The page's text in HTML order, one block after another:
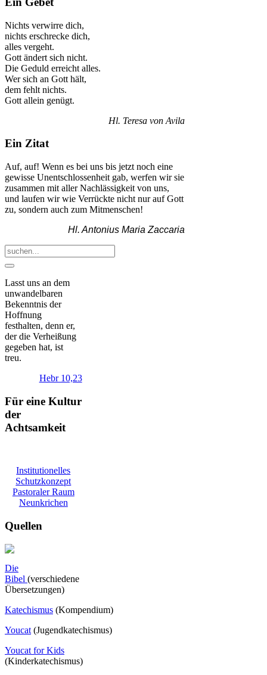
Nichts verwirre dich,
nichts erschrecke dich,
alles vergeht.
Gott ändert sich nicht.
Die Geduld erreicht alles.
Wer sich an Gott hält,
dem fehlt nichts.
Gott allein genügt.
Hl. Teresa von Avila
Ein Zitat
Auf, auf! Wenn es bei uns bis jetzt noch eine
gewisse Unentschlossenheit gab, werfen wir sie
zusammen mit aller Nachlässigkeit von uns,
und laufen wir wie Verrückte nicht nur auf Gott
zu, sondern auch zum Mitmenschen!
Hl. Antonius Maria Zaccaria
Lasst uns an dem
unwandelbaren
Bekenntnis der
Hoffnung
festhalten, denn er,
der die Verheißung
gegeben hat, ist
treu.
Hebr 10,23
Für eine Kultur
der
Achtsamkeit
Institutionelles
Schutzkonzept
Pastoraler Raum
Neunkrichen
Quellen
Die
Bibel (verschiedene
Übersetzungen)
Katechismus (Kompendium)
Youcat (Jugendkatechismus)
Youcat for Kids
(Kinderkatechismus)